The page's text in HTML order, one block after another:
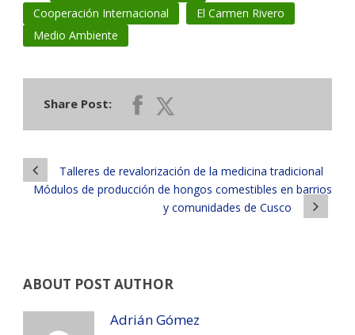
Cooperación Internacional
El Carmen Rivero
Medio Ambiente
Share Post:
Talleres de revalorización de la medicina tradicional
Módulos de producción de hongos comestibles en barrios
y comunidades de Cusco
ABOUT POST AUTHOR
Adrián Gómez